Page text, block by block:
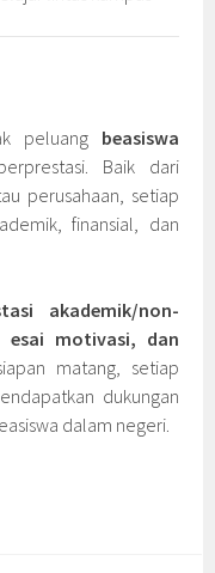
peluang beasiswa
Baik dari
perusahaan, setiap
finansial, dan
akademik/non-
esai motivasi, dan
matang, setiap
dukungan
dalam negeri.